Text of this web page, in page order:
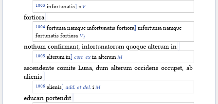
infortunatis] nV
fortiora
fortunia namque infortunatis fortiora] infortunia namque
fortunatis fortiora V1
nothum confirmant, infortunatorum quoque alterum in
alterum in] corr. exin alterum M
ascendente comite Luna, dum alterum occidens occupet, ab
alienis
alienis] add. et del. iM
educari portendit